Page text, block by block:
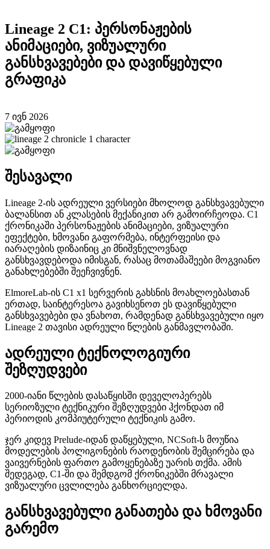
Lineage 2 C1: პერსონაჟების
ანიმაციები, ვიზუალური
განსხვავებები და დავიწყებული
გრაფიკა
7 ივნ 2026
შესავალი
Lineage 2-ის ადრეული ვერსიები მხოლოდ განსხვავებული
ბალანსით ან კლასების მექანიკით არ გამოირჩეოდა. C1
ქრონიკაში პერსონაჟების ანიმაციები, ვიზუალური
ეფექტები, ხმოვანი გაფორმება, ინტერფეისი და
იარაღების დიზაინიც კი მნიშვნელოვნად
განსხვავდებოდა იმისგან, რასაც მოთამაშეები მოგვიანო
განახლებებში შეეჩვივნენ.
ElmoreLab-ის C1 x1 სერვერის გახსნის მოახლოებასთან
ერთად, საინტერესოა გავიხსენოთ ეს დავიწყებული
განსხვავებები და ვნახოთ, რამდენად განსხვავებული იყო
Lineage 2 თავისი ადრეული წლების განმავლობაში.
ადრეული ტექნოლოგიური
შეზღუდვები
2000-იანი წლების დასაწყისში დეველოპერებს
სერიოზული ტექნიკური შეზღუდვები ჰქონდათ იმ
პერიოდის კომპიუტერული ტექნიკის გამო.
ჯერ კიდევ Prelude-იდან დაწყებული, NCSoft-ს მოუწია
მოდელების პოლიგონების რაოდენობის შემცირება და
ვაივერნების ფართო გამოყენებაზე უარის თქმა. ამის
შედეგად, C1-ში და შემდგომ ქრონიკებში მრავალი
ვიზუალური ცვლილება განხორციელდა.
განსხვავებული განათება და ხმოვანი
გარემო